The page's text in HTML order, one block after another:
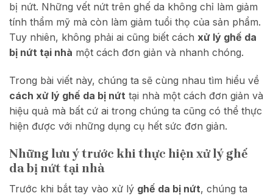
bị nứt. Những vết nứt trên ghế da không chỉ làm giảm
tính thẩm mỹ mà còn làm giảm tuổi thọ của sản phẩm.
Tuy nhiên, không phải ai cũng biết cách xử lý ghế da
bị nứt tại nhà một cách đơn giản và nhanh chóng.
Trong bài viết này, chúng ta sẽ cùng nhau tìm hiểu về
cách xử lý ghế da bị nứt tại nhà một cách đơn giản và
hiệu quả mà bất cứ ai trong chúng ta cũng có thể thực
hiện được với những dụng cụ hết sức đơn giản.
Những lưu ý trước khi thực hiện xử lý ghế
da bị nứt tại nhà
Trước khi bắt tay vào xử lý ghế da bị nứt, chúng ta